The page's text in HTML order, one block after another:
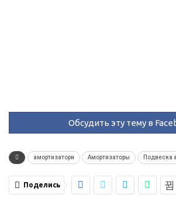
Обсудить эту тему в
амортизатори Амортизаторы Подвеска
Поделись